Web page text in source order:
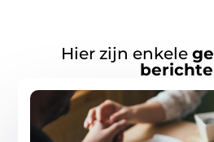
Hier zijn enkele